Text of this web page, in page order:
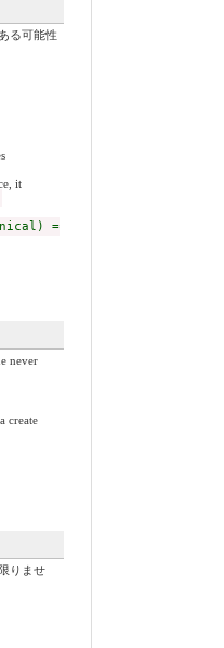
る可能性
it
=
never
create
りませ